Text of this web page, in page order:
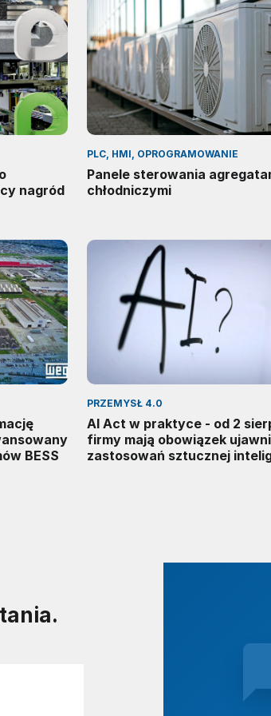
nagród
PLC, HMI, OPROGRAMOWANIE
Panele sterowania
chłodniczymi
BESS
PRZEMYSŁ 4.0
AI Act w praktyce - od 2
firmy mają obowiązek
zastosowań sztucznej